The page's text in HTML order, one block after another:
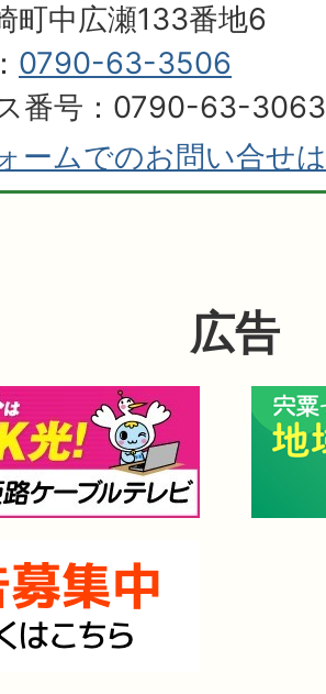
町中広瀬133番地6
0790-63-3506
番号：0790-63-3063
ームでのお問い合せ
広告